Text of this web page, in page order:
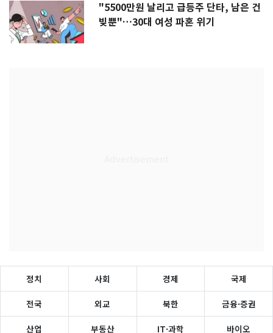
"5500만원 날리고 급등주 단타, 남은 건
빚뿐"…30대 여성 파혼 위기
정치 사회 경제 국제
전국 외교 북한 금융·증권
산업 부동산 IT·과학 바이오